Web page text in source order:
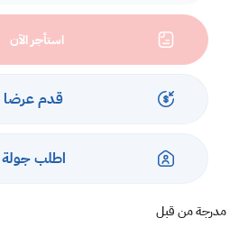
استأجر الآن
قدم عرضا
اطلب جولة
مدرجة من قبل